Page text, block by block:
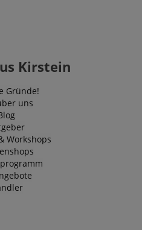
Kirstein
Gründe!
uns
Workshops